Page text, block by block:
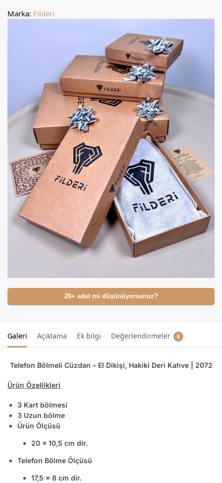
Marka: Filderi
20+ adet mi düşünüyorsunuz?
Galeri Açıklama Ek bilgi Değerlendirmeler 0
Telefon Bölmeli Cüzdan – El Dikişi, Hakiki Deri Kahve | 2072
Ürün Özellikleri
3 Kart bölmesi
3 Uzun bölme
Ürün Ölçüsü
20 x 10,5 cm dir.
Telefon Bölme Ölçüsü
17,5 x 8 cm dir.